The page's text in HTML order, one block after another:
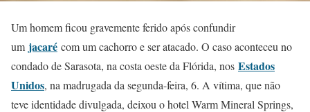
Um homem ficou gravemente ferido após confundir
um jacaré com um cachorro e ser atacado. O caso aconteceu no
condado de Sarasota, na costa oeste da Flórida, nos Estados
Unidos, na madrugada da segunda-feira, 6. A vítima, que não
teve identidade divulgada, deixou o hotel Warm Mineral Springs,